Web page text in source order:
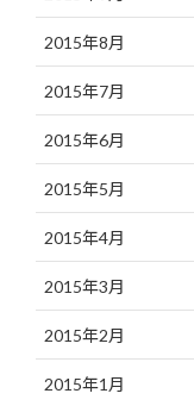
2015年8月
2015年7月
2015年6月
2015年5月
2015年4月
2015年3月
2015年2月
2015年1月